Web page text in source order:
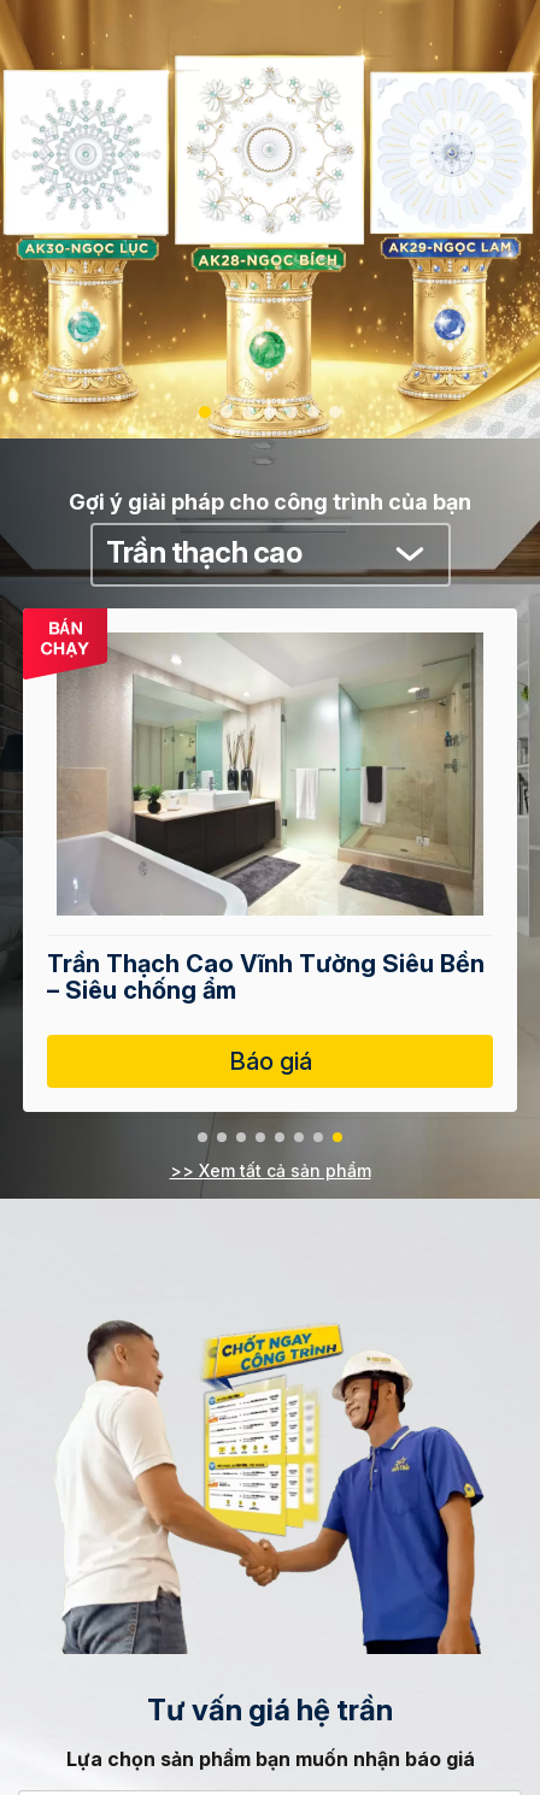
Gợi ý giải pháp cho công trình của bạn
Trần thạch cao
Trần Thạch Cao Vĩnh Tường Siêu Bền
– Siêu chống ẩm
Báo giá
>> Xem tất cả sản phẩm
Tư vấn giá hệ trần
Lựa chọn sản phẩm bạn muốn nhận báo giá